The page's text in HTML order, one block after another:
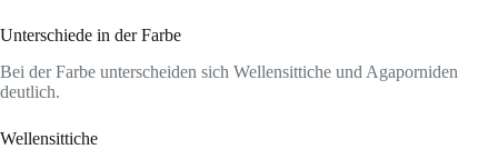
Unterschiede in der Farbe
Bei der Farbe unterscheiden sich Wellensittiche und Agaporniden
deutlich.
Wellensittiche